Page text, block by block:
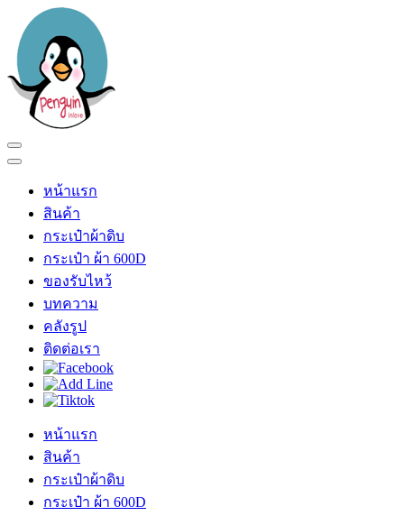
content
(Press
Enter)
เพนกวินอินเลิฟ
ร้าน เพนกวินอินเลิฟ
หน้าแรก
สินค้า
กระเป๋าผ้าดิบ
กระเป๋า ผ้า 600D
ของรับไหว้
บทความ
คลังรูป
ติดต่อเรา
หน้าแรก
สินค้า
กระเป๋าผ้าดิบ
กระเป๋า ผ้า 600D